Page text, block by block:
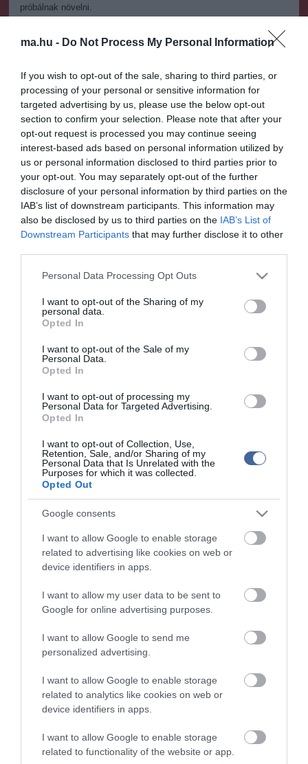
ma.hu - Do Not Process My Personal Information
If you wish to opt-out of the sale, sharing to third parties, or
processing of your personal or sensitive information for
targeted advertising by us, please use the below opt-out
section to confirm your selection. Please note that after your
opt-out request is processed you may continue seeing
interest-based ads based on personal information utilized by
us or personal information disclosed to third parties prior to
your opt-out. You may separately opt-out of the further
disclosure of your personal information by third parties on the
IAB’s list of downstream participants. This information may
also be disclosed by us to third parties on the IAB’s List of
Downstream Participants that may further disclose it to other
Please note that this website/app uses one or more Google
not limited to your visit or usage behaviour. You may click to
grant or deny consent to Google and its third-party tags to
use your data for below specified purposes in below Google
consent section.
Personal Data Processing Opt Outs
I want to opt-out of the Sharing of my
personal data.
Opted In
I want to opt-out of the Sale of my
Personal Data.
Opted In
I want to opt-out of processing my
Personal Data for Targeted Advertising.
Opted In
I want to opt-out of Collection, Use,
Retention, Sale, and/or Sharing of my
Personal Data that Is Unrelated with the
Purposes for which it was collected.
Opted Out
Google consents
I want to allow Google to enable storage
related to advertising like cookies on web or
device identifiers in apps.
I want to allow my user data to be sent to
Google for online advertising purposes.
I want to allow Google to send me
personalized advertising.
I want to allow Google to enable storage
related to analytics like cookies on web or
device identifiers in apps.
I want to allow Google to enable storage
related to functionality of the website or app.
próbálnak növelni.
résztvevő tudósok jóslata szerint a ma használt kávéföldekből
ez így lesz, az minden bizonnyal óriási lépést jelentene a
környezetbarát autózás felé.
Kapcsolódó írások:
Lehet-e Magyarország bioetanol nagyhatalom?
Bio-töltelékanyagokkal "zöldül" a Goodyear
A Saab BioPower technológia az Aero kategóriában debütál
fejlesztését
Drága és nem hatékony a bio üzemanyag támogatása az OECD
szerint
A bio üzemanyag előállítása miatt 30 millió ember nyomorog
Figyelem! A cikkhez hozzáfűzött hozzászólások nem a
publikációjával foglalkozik, a kommenteket nem tudja befolyásolni
- azok az olvasók személyes véleményét tartalmazzák.
tiszteletben tartásával kommenteljenek!
ma.hu legfrissebb hírei:
Nagy erőkkel keresik a szomjazó gólyát megmentő
Magyar Péter: átfogó energiafejlesztési tervet fogadott el a
kormány
Kenyában bezzeg minden zöldebb
bukkant elő a Dunából
A Tisza-frakció kezdeményezte, hogy jövő kedden legyen
az államfőválasztás
Szomjazó gólyának adott inni egy férfi Tiszakécskénél -
megható pillanatot rögzített a kamera